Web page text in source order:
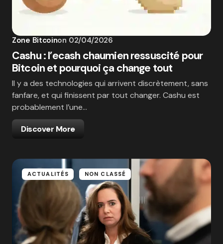
Zone Bitcoinon 02/04/2026
Cashu : l’ecash chaumien ressuscité pour
Bitcoin et pourquoi ça change tout
Il y a des technologies qui arrivent discrètement, sans
fanfare, et qui finissent par tout changer. Cashu est
probablement l’une…
Discover More
ACTUALITÉS NON CLASSÉ